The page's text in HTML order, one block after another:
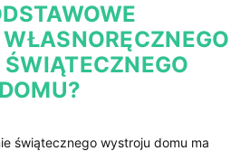
świątecznego​ wystroju ⁢domu ma